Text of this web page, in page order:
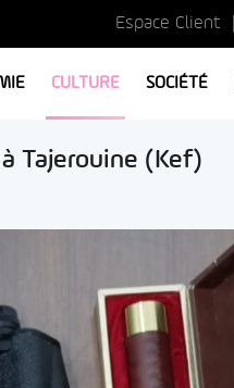
Espace Client
CULTURE SOCIÉTÉ
Tajerouine (Kef)